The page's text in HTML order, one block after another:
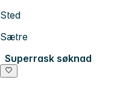
Sted
Sætre
Superrask søknad